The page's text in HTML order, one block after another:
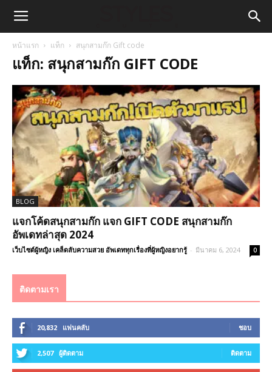
หน้าแรก แท็ก สนุกสามก๊ก Gift code
แท็ก: สนุกสามก๊ก GIFT CODE
BLOG
แจกโค้ดสนุกสามก๊ก แจก GIFT CODE สนุกสามก๊ก
อัพเดทล่าสุด 2024
เว็บไซต์ผู้หญิง เคล็ดลับความสวย อัพเดททุกเรื่องที่ผู้หญิงอยากรู้ - มีนาคม 6, 2024 0
ติดตามเรา
20,832 แฟนคลับ ชอบ
2,507 ผู้ติดตาม ติดตาม